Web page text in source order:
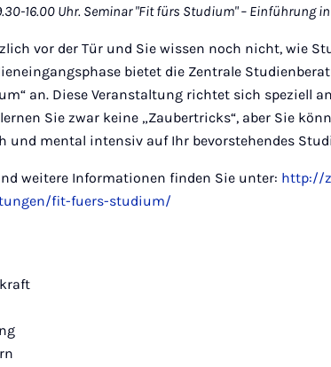
16.00 Uhr. Seminar "Fit fürs Studium" – Einführung
vor der Tür und Sie wissen noch nicht, wie
bietet die Zentrale
an. Diese Veranstaltung richtet sich speziell
Sie zwar keine „Zaubertricks“, aber Sie
und mental intensiv auf Ihr bevorstehendes
weitere Informationen finden Sie unter: http://
fit-fuers-studium/